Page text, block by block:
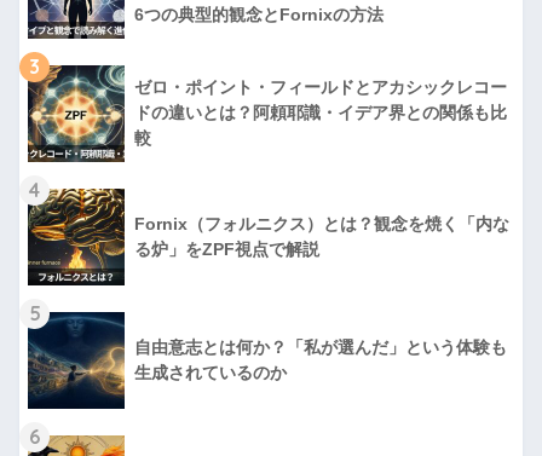
6つの典型的観念とFornixの方法
3
ゼロ・ポイント・フィールドとアカシックレコー
ドの違いとは？阿頼耶識・イデア界との関係も比
較
4
Fornix（フォルニクス）とは？観念を焼く「内な
る炉」をZPF視点で解説
5
自由意志とは何か？「私が選んだ」という体験も
生成されているのか
6